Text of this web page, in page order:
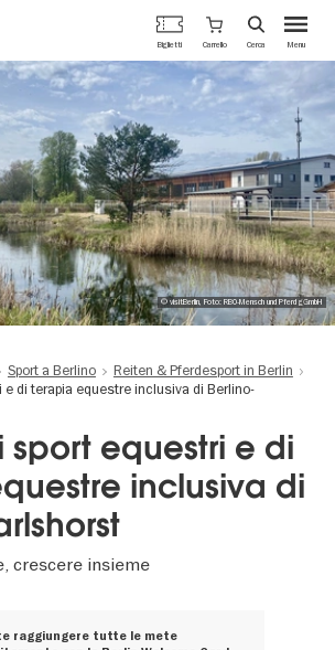
Menu
Biglietti Carrello Cerca
© visitBerlin, Foto: RBO-Mensch und Pferd gGmbH
Sport a Berlino
Reiten & Pferdesport in Berlin
e di terapia equestre inclusiva di Berlino-
sport equestri e di
inclusiva di
crescere insieme
raggiungere tutte le mete